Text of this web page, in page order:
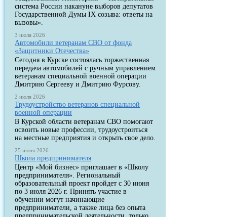
система России накануне выборов депутатов
Государственной Думы IX созыва: ответы на
вызовы».
3 июля 2026
Автомобили ветеранам СВО от фонда
«Защитники Отечества»
Сегодня в Курске состоялась торжественная
передача автомобилей с ручным управлением
ветеранам специальной военной операции
Дмитрию Сергееву и Дмитрию Фурсову.
2 июля 2026
Трудоустройство ветеранов специальной
военной операции
В Курской области ветеранам СВО помогают
освоить новые профессии, трудоустроиться
на местные предприятия и открыть свое дело.
25 июня 2026
Школа предпринимателя
Центр «Мой бизнес» приглашает в «Школу
предпринимателя». Региональный
образовательный проект пройдет с 30 июня
по 3 июля 2026 г. Принять участие в
обучении могут начинающие
предприниматели, а также лица без опыта